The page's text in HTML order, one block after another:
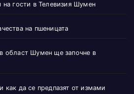
на гости в Телевизия Шумен
на пшеницата
област Шумен ще започне в
как да се предпазят от измами